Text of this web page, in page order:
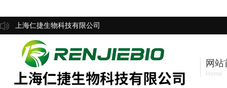
上海仁捷生物科技有限公司
网站
Home